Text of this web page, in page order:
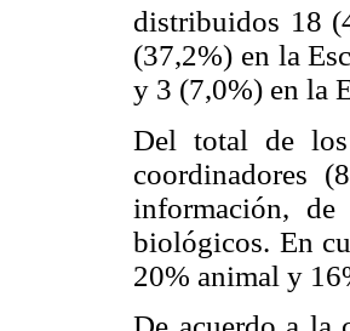
distribuidos 18
(37,2%) en la
y 3 (7,0%) en la
Del total de los
coordinadores
información,
biológicos. En
20% animal y